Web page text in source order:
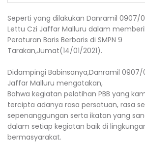
Seperti yang dilakukan Danramil 0907/
Lettu Czi Jaffar Malluru dalam
Peraturan Baris Berbaris di SMPN 9
Tarakan,Jumat(14/01/2021).
Didampingi Babinsanya,Danramil
Jaffar Malluru mengatakan,
Bahwa kegiatan pelatihan PBB yang
tercipta adanya rasa persatuan, rasa
sepenanggungan serta ikatan yang
dalam setiap kegiatan baik di
bermasyarakat.